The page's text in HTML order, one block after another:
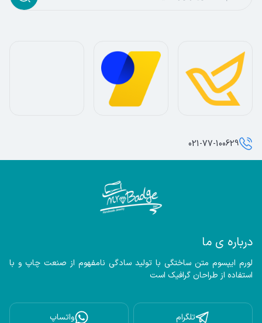
درباره ی ما
استفاده از طراحان گرافیک است
تلگرام واتساپ
021-77-100629